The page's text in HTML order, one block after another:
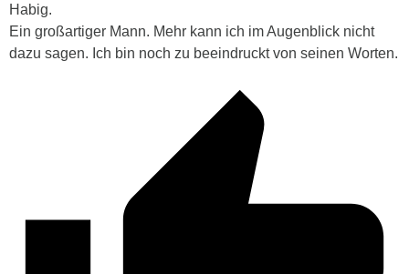
Habig.
Ein großartiger Mann. Mehr kann ich im Augenblick nicht
dazu sagen. Ich bin noch zu beeindruckt von seinen Worten.